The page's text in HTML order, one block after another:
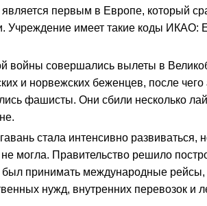
первым в Европе, который
Учреждение имеет такие коды ИКАО:
войны совершались вылеты в
и норвежских беженцев, после чего
фашисты. Они сбили несколько
стала интенсивно развиваться,
могла. Правительство решило
был принимать международные
нужд, внутренних перевозок и